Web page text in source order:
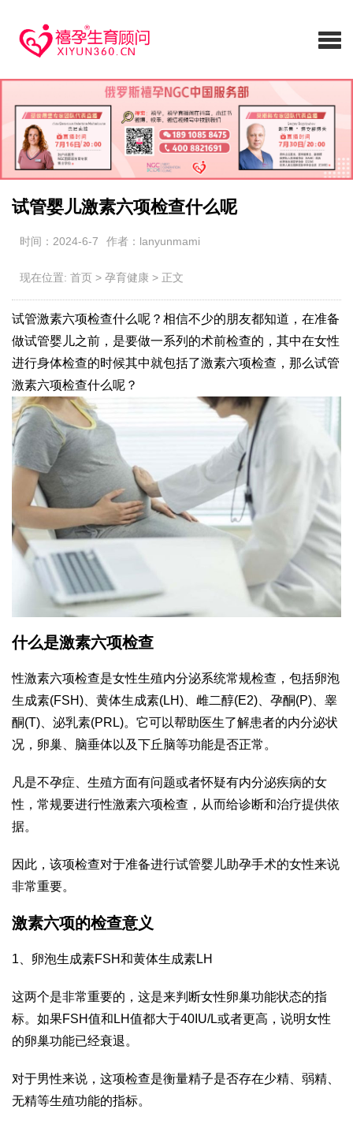
试管婴儿激素六项检查什么呢
时间：2024-6-7 作者：lanyunmami
现在位置: 首页 > 孕育健康 > 正文
试管激素六项检查什么呢？相信不少的朋友都知道，在准备
做试管婴儿之前，是要做一系列的术前检查的，其中在女性
进行身体检查的时候其中就包括了激素六项检查，那么试管
激素六项检查什么呢？
什么是激素六项检查
性激素六项检查是女性生殖内分泌系统常规检查，包括卵泡
生成素(FSH)、黄体生成素(LH)、雌二醇(E2)、孕酮(P)、睾
酮(T)、泌乳素(PRL)。它可以帮助医生了解患者的内分泌状
况，卵巢、脑垂体以及下丘脑等功能是否正常。
凡是不孕症、生殖方面有问题或者怀疑有内分泌疾病的女
性，常规要进行性激素六项检查，从而给诊断和治疗提供依
据。
因此，该项检查对于准备进行试管婴儿助孕手术的女性来说
非常重要。
激素六项的检查意义
1、卵泡生成素FSH和黄体生成素LH
这两个是非常重要的，这是来判断女性卵巢功能状态的指
标。如果FSH值和LH值都大于40IU/L或者更高，说明女性
的卵巢功能已经衰退。
对于男性来说，这项检查是衡量精子是否存在少精、弱精、
无精等生殖功能的指标。